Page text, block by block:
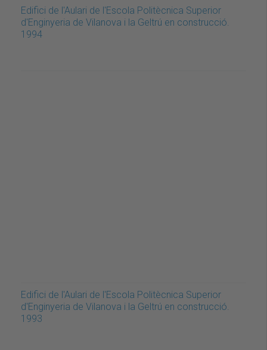
Edifici de l'Aulari de l'Escola Politècnica Superior
d'Enginyeria de Vilanova i la Geltrú en construcció.
1994
Edifici de l'Aulari de l'Escola Politècnica Superior
d'Enginyeria de Vilanova i la Geltrú en construcció.
1993